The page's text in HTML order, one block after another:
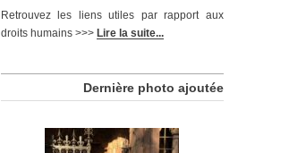
Retrouvez les liens utiles par rapport aux
droits humains >>> Lire la suite...
Dernière photo ajoutée